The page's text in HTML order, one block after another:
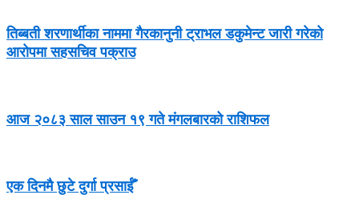
तिब्बती शरणार्थीका नाममा गैरकानुनी ट्राभल डकुमेन्ट जारी गरेको
आरोपमा सहसचिव पक्राउ
आज २०८३ साल साउन १९ गते मंगलबारको राशिफल
एक दिनमै छुटे दुर्गा प्रसाईँ